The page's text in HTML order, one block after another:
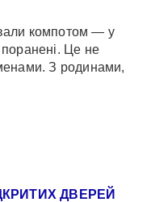
компотом — у
Це не
З родинами,
ДВЕРЕЙ